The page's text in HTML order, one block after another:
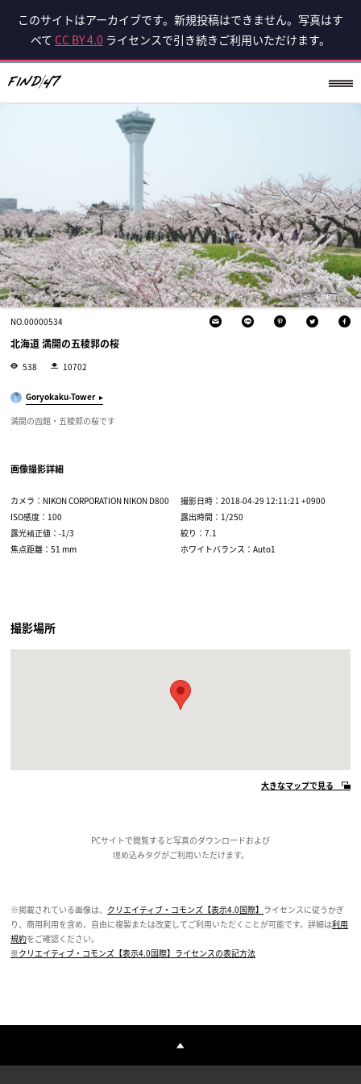
このサイトはアーカイブです。新規投稿はできません。写真はす
べて CC BY 4.0 ライセンスで引き続きご利用いただけます。
NO.00000534
北海道 満開の五稜郭の桜
538 10702
Goryokaku-Tower
満開の函館・五稜郭の桜です
画像撮影詳細
カメラ：NIKON CORPORATION NIKON D800
撮影日時：2018-04-29 12:11:21 +0900
ISO感度：100
露出時間：1/250
露光補正値：-1/3
絞り：7.1
焦点距離：51 mm
ホワイトバランス：Auto1
撮影場所
大きなマップで見る
PCサイトで閲覧すると写真のダウンロードおよび
埋め込みタグがご利用いただけます。
※掲載されている画像は、 クリエイティブ・コモンズ【表示4.0国際】 ライセンスに従うかぎ
り、商用利用を含め、自由に複製または改変してご利用いただくことが可能です。詳細は利用
規約をご確認ください。
※クリエイティブ・コモンズ【表示4.0国際】ライセンスの表記方法